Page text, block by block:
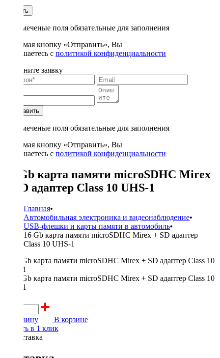
Купить
* - отмеченые поля обязательные для заполнения
Нажимая кнопку «Отправить», Вы
соглашаетесь с политикой конфиденциальности
Заполните заявку
Отправить
* - отмеченые поля обязательные для заполнения
Нажимая кнопку «Отправить», Вы
соглашаетесь с политикой конфиденциальности
16 Gb карта памяти microSDHC Mirex
+ SD адаптер Class 10 UHS-1
Главная•
Автомобильная электроника и видеонаблюдение•
USB-флешки и карты памяти в автомобиль•
16 Gb карта памяти microSDHC Mirex + SD адаптер
Class 10 UHS-1
В корзину
В корзине
Купить в 1 клик